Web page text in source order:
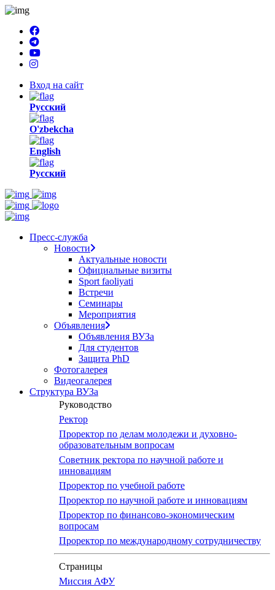
Вход на сайт
Русский
O'zbekcha
English
Русский
Пресс-служба
Новости
Актуальные новости
Официальные визиты
Sport faoliyati
Встречи
Семинары
Мероприятия
Объявления
Объявления ВУЗа
Для студентов
Защита PhD
Фотогалерея
Видеогалерея
Структура ВУЗа
Руководство
Ректор
Проректор по делам молодежи и духовно-
образовательным вопросам
Советник ректора по научной работе и
инновациям
Проректор по учебной работе
Проректор по научной работе и инновациям
Проректор по финансово-экономическим
вопросам
Проректор по международному сотрудничеству
Страницы
Миссия АФУ